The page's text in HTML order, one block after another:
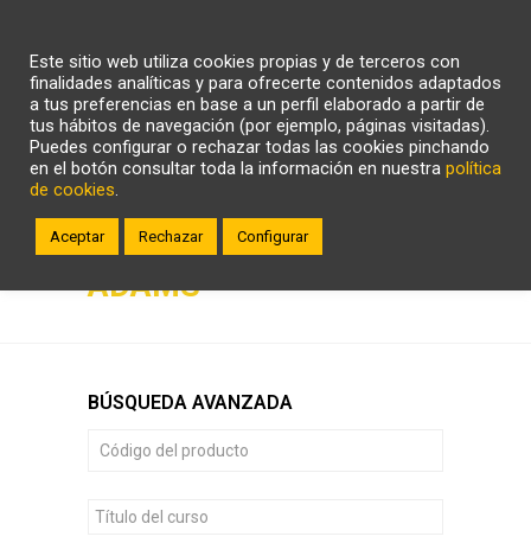
ZONA CLIENTE
ADAMS
BÚSQUEDA AVANZADA
Este sitio web utiliza cookies propias y de terceros con
finalidades analíticas y para ofrecerte contenidos adaptados
a tus preferencias en base a un perfil elaborado a partir de
tus hábitos de navegación (por ejemplo, páginas visitadas).
Puedes configurar o rechazar todas las cookies pinchando
en el botón consultar toda la información en nuestra política
de cookies.
Aceptar Rechazar Configurar